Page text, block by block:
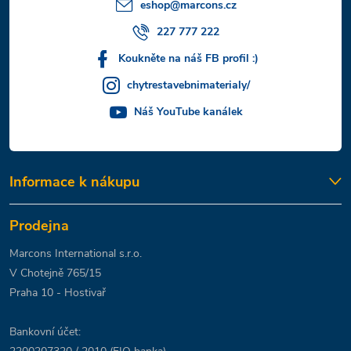
eshop@marcons.cz
227 777 222
Koukněte na náš FB profil :)
chytrestavebnimaterialy/
Náš YouTube kanálek
Informace k nákupu
Prodejna
Marcons International s.r.o.
V Chotejně 765/15
Praha 10 - Hostivař
Bankovní účet: